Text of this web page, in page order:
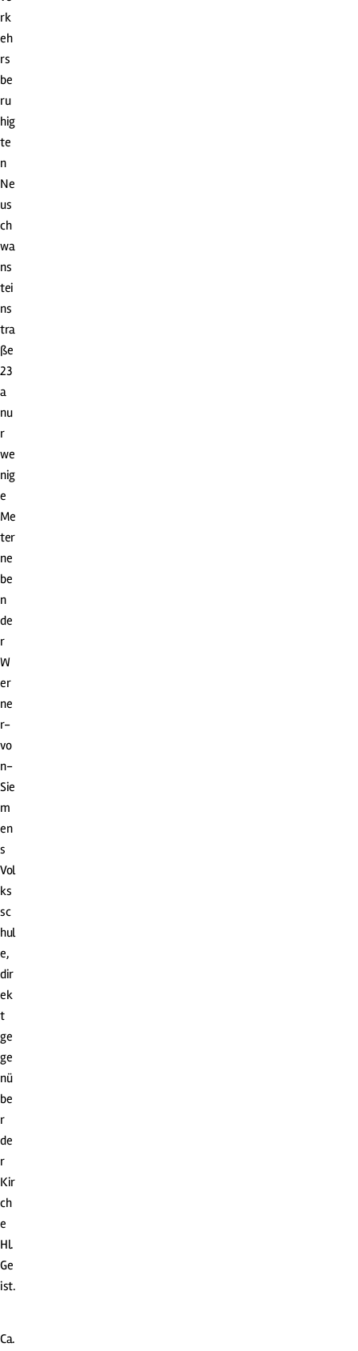
rk
eh
rs
be
ru
hig
te
n
Ne
us
ch
wa
ns
tei
ns
tra
ße
23
a
nu
r
we
nig
e
Me
ter
ne
be
n
de
r
W
er
ne
r-
vo
n-
Sie
m
en
s
Vol
ks
sc
hul
e,
dir
ek
t
ge
ge
nü
be
r
de
r
Kir
ch
e
Hl.
Ge
ist.
Ca.